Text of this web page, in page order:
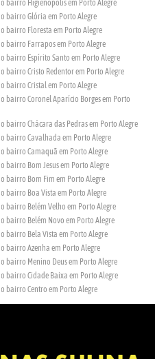
bairro Higienópolis em Porto Alegre
bairro Glória em Porto Alegre
bairro Floresta em Porto Alegre
bairro Farrapos em Porto Alegre
bairro Espírito Santo em Porto Alegre
bairro Cristo Redentor em Porto Alegre
bairro Cristal em Porto Alegre
bairro Coronel Aparício Borges em Porto
bairro Chácara das Pedras em Porto Alegre
bairro Cavalhada em Porto Alegre
bairro Camaquã em Porto Alegre
bairro Bom Jesus em Porto Alegre
bairro Bom Fim em Porto Alegre
bairro Boa Vista em Porto Alegre
bairro Belém Velho em Porto Alegre
bairro Belém Novo em Porto Alegre
bairro Bela Vista em Porto Alegre
bairro Azenha em Porto Alegre
bairro Menino Deus em Porto Alegre
bairro Cidade Baixa em Porto Alegre
bairro Centro em Porto Alegre